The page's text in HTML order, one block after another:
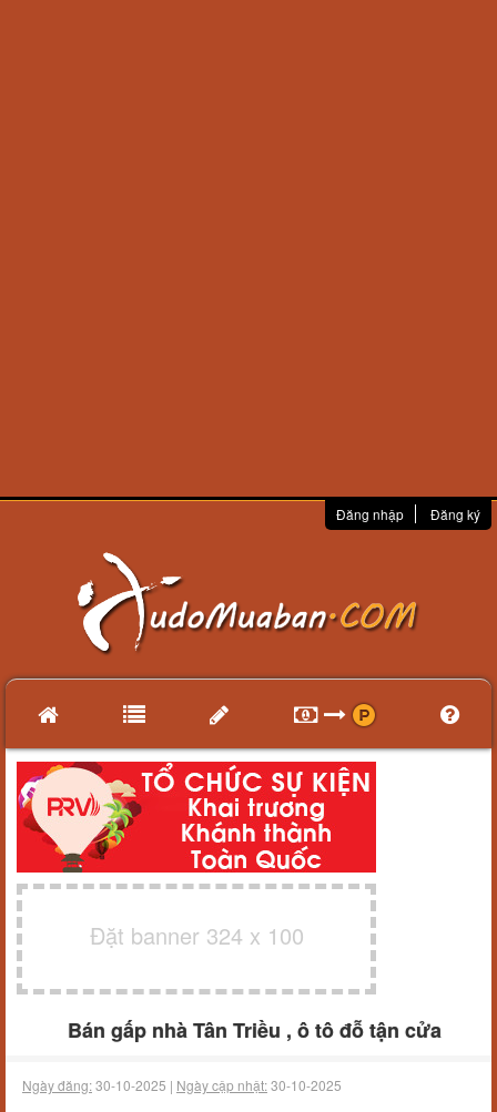
Đăng nhập Đăng ký
Đặt banner 324 x 100
Bán gấp nhà Tân Triều , ô tô đỗ tận cửa
Ngày đăng:30-10-2025 | Ngày cập nhật:30-10-2025